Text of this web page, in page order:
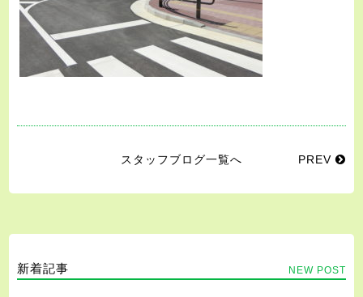
スタッフブログ一覧へ PREV
新着記事 NEW POST